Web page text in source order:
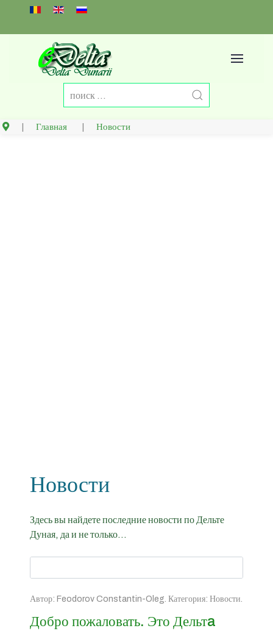
Select your language
Главная Новости
Новости
Здесь вы найдете последние новости по Дельте
Дуная, да и не только...
Автор: Feodorov Constantin-Oleg. Категория: Новости.
Добро пожаловать. Это Дельтa